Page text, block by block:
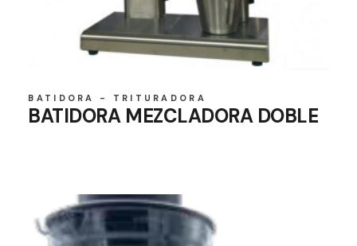
BATIDORA - TRITURADORA
BATIDORA MEZCLADORA DOBLE